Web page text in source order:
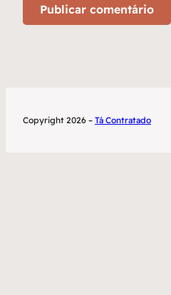
Copyright 2026 – Tá Contratado